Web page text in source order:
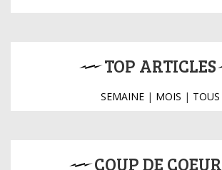
TOP ARTICLES
SEMAINE| MOIS | TOUS
COUP DE COEUR